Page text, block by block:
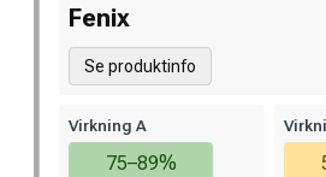
Fenix
Se produktinfo
Virkning A
75–89%